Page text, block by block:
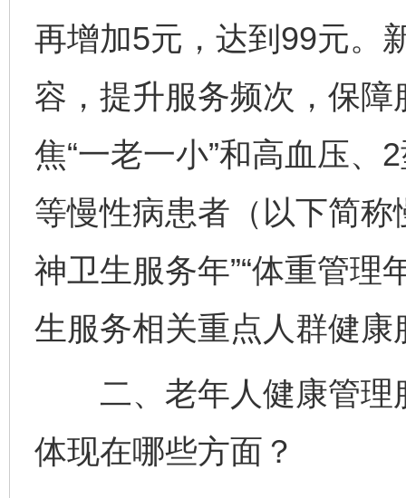
再增加5元，达到99元。
容，提升服务频次，保
焦“一老一小”和高血压、
等慢性病患者（以下简称
神卫生服务年”“体重管理
生服务相关重点人群健康
二、老年人健康管理
体现在哪些方面？